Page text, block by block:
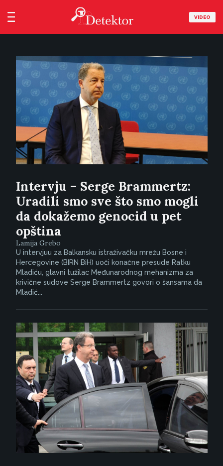
VIDEO
Intervju – Serge Brammertz:
Uradili smo sve što smo mogli
da dokažemo genocid u pet
opština
Lamija Grebo
U intervjuu za Balkansku istraživačku mrežu Bosne i
Hercegovine (BIRN BiH) uoči konačne presude Ratku
Mladiću, glavni tužilac Međunarodnog mehanizma za
krivične sudove Serge Brammertz govori o šansama da
Mladić...